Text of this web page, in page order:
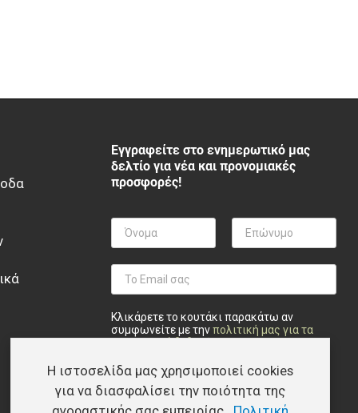
Εγγραφείτε στο ενημερωτικό μας
δελτίο για νέα και προνομιακές
προσφορές!
Κλικάρετε το κουτάκι παρακάτω αν
συμφωνείτε με τηνπολιτική μας για τα
Privacy checkbox*
Συμφωνώ
Η ιστοσελίδα μας χρησιμοποιεί cookies
για να διασφαλίσει την ποιότητα της